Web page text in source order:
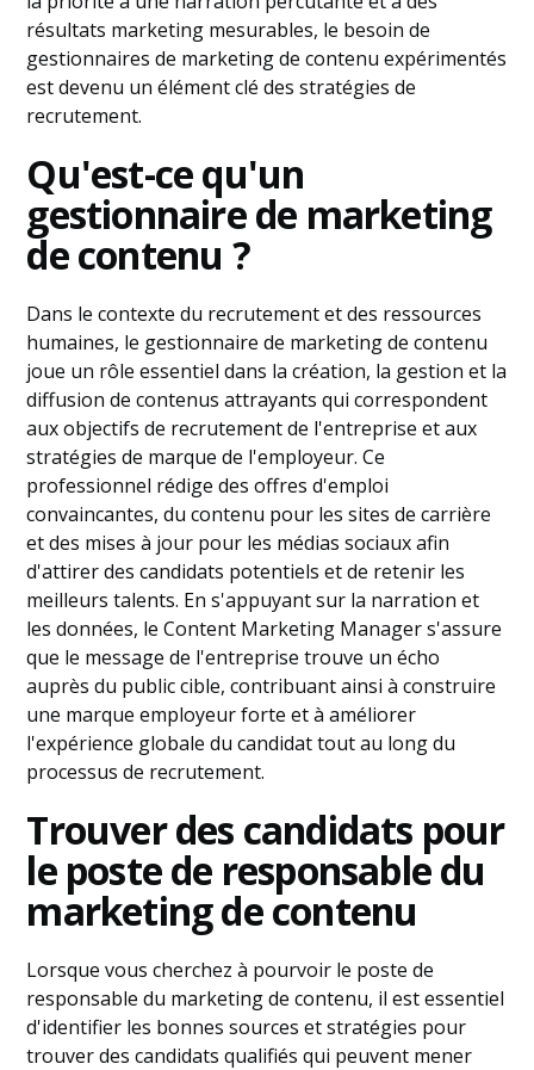
résultats marketing mesurables, le besoin de
gestionnaires de marketing de contenu expérimentés
est devenu un élément clé des stratégies de
recrutement.
Qu'est-ce qu'un
gestionnaire de marketing
de contenu ?
Dans le contexte du recrutement et des ressources
humaines, le gestionnaire de marketing de contenu
joue un rôle essentiel dans la création, la gestion et la
diffusion de contenus attrayants qui correspondent
aux objectifs de recrutement de l'entreprise et aux
stratégies de marque de l'employeur. Ce
professionnel rédige des offres d'emploi
convaincantes, du contenu pour les sites de carrière
et des mises à jour pour les médias sociaux afin
d'attirer des candidats potentiels et de retenir les
meilleurs talents. En s'appuyant sur la narration et
les données, le Content Marketing Manager s'assure
que le message de l'entreprise trouve un écho
auprès du public cible, contribuant ainsi à construire
une marque employeur forte et à améliorer
l'expérience globale du candidat tout au long du
processus de recrutement.
Trouver des candidats pour
le poste de responsable du
marketing de contenu
Lorsque vous cherchez à pourvoir le poste de
responsable du marketing de contenu, il est essentiel
d'identifier les bonnes sources et stratégies pour
trouver des candidats qualifiés qui peuvent mener